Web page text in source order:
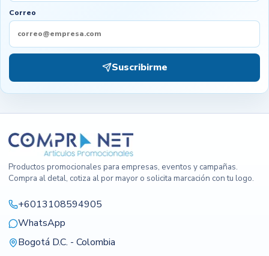
Correo
Suscribirme
Productos promocionales para empresas, eventos y campañas.
Compra al detal, cotiza al por mayor o solicita marcación con tu logo.
+6013108594905
WhatsApp
Bogotá D.C. - Colombia